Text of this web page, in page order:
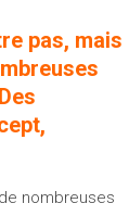
pas, mais
nombreuses